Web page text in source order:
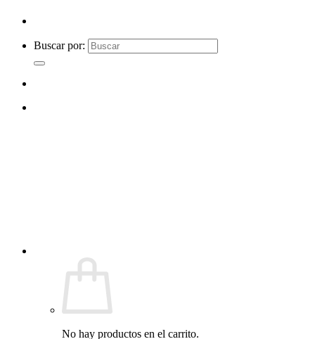
Buscar por:
No hay productos en el carrito.